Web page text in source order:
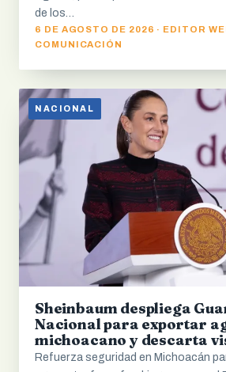
de los…
6 DE AGOSTO DE 2026 · EDITOR
COMUNICACIÓN
NACIONAL
Sheinbaum despliega
Nacional para exportar
michoacano y descarta
León XIV
Refuerza seguridad en Michoacán